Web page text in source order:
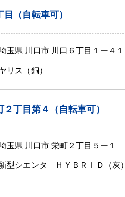
（自転車可）
玉県 川口市 川口６丁目１ー４１
リス（銅）
丁目第４（自転車可）
玉県 川口市 栄町２丁目５ー１
型シエンタ ＨＹＢＲＩＤ（灰）